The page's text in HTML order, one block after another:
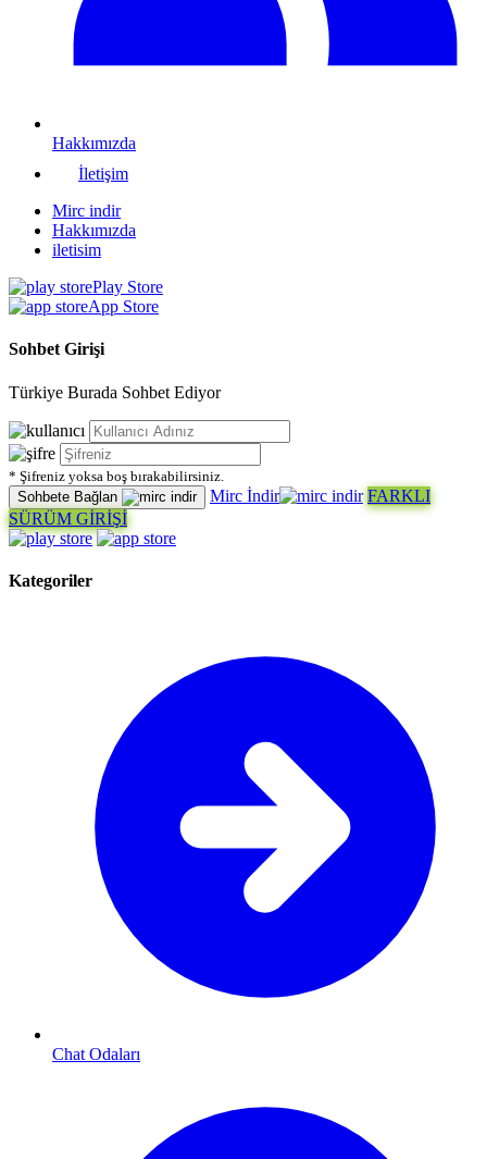
Hakkımızda
İletişim
Mirc indir
Hakkımızda
iletisim
Play Store
App Store
Sohbet Girişi
Türkiye Burada Sohbet Ediyor
* Şifreniz yoksa boş bırakabilirsiniz.
Sohbete Bağlan
Mirc İndir
FARKLI
SÜRÜM GİRİŞİ
Kategoriler
Chat Odaları